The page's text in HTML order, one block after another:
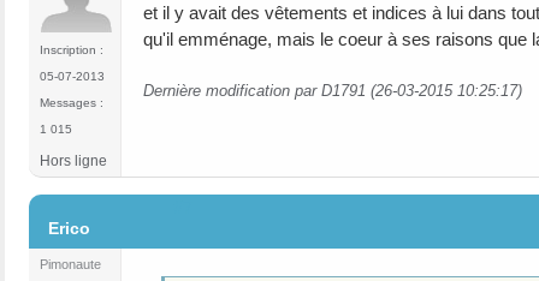
Inscription :
05-07-2013
Messages :
1 015
et il y avait des vêtements et indices à lui dans
qu'il emménage, mais le coeur à ses raisons que
Dernière modification par D1791 (26-03-2015 10:25:17)
Hors ligne
Erico
Pimonaute